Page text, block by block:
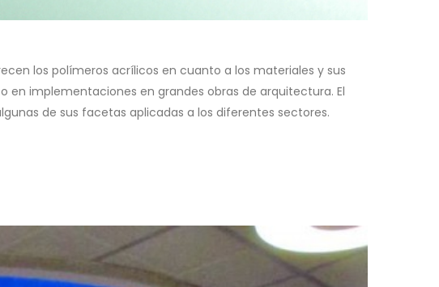
los polímeros acrílicos en cuanto a los materiales y sus
en implementaciones en grandes obras de arquitectura. El
de sus facetas aplicadas a los diferentes sectores.